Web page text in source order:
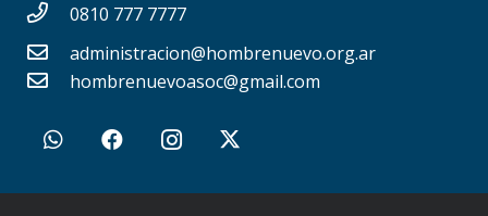
0810 777 7777
administracion@hombrenuevo.org.ar
hombrenuevoasoc@gmail.com